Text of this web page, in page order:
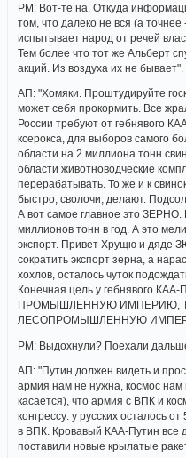
РМ: Вот-те на. Откуда
том, что далеко не вся (а
испытывает народ от речей
Тем более что тот же Альберт
акций. Из воздуха их не бывает".
АП: "Хомяки. Проштудируйте
может себя прокормить. Все
России требуют от гебнявого
ксерокса, для выборов самого
области на 2 миллиона тонн
области животноводческие
перерабатывать. То же и к
быстро, сволочи, делают.
А вот самое главное это
миллионов тонн в год. А это
экспорт. Привет Хрущю и дяде
сократить экспорт зерна, а
хохлов, осталось чуток
Конечная цель у
ПРОМЫШЛЕННУЮ ИМПЕРИЮ,
ЛЕСОПРОМЫШЛЕННУЮ ИМПЕРИЮ,
РМ: Выдохнули? Поехали
АП: "Путин должен видеть и
армия нам не нужна, космос нам
касается), что армия с ВПК и
конгрессу: у русских осталось
в ВПК. Кровавый КАА-Путин все
поставили новые крылатые